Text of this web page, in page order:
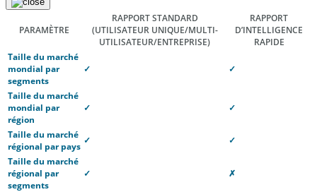
PARAMÈTRE
RAPPORT STANDARD
(UTILISATEUR UNIQUE/MULTI-
UTILISATEUR/ENTREPRISE)
RAPPORT
D’INTELLIGENCE
RAPIDE
Taille du marché
mondial par
segments
✓ ✓
Taille du marché
mondial par
région
✓ ✓
Taille du marché
régional par pays
✓
✓
Taille du marché
régional par
segments
✓ ✗